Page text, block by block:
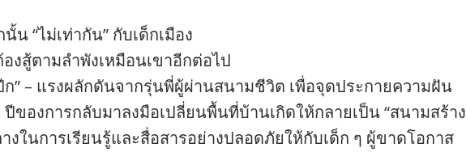
“ไม่เท่ากัน” กับเด็กเมือง
งสู้ตามลำพังเหมือนเขาอีกต่อไป
ก” – แรงผลักดันจากรุ่นพี่ผู้ผ่านสนามชีวิต เพื่อจุดประกายความฝัน
ของการกลับมาลงมือเปลี่ยนพื้นที่บ้านเกิดให้กลายเป็น “สนามสร้าง
งในการเรียนรู้และสื่อสารอย่างปลอดภัยให้กับเด็ก ๆ ผู้ขาดโอกาส